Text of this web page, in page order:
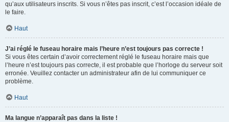
qu’aux utilisateurs inscrits. Si vous n’êtes pas inscrit, c’est l’occasion idéale de
le faire.
Haut
J’ai réglé le fuseau horaire mais l’heure n’est toujours pas correcte !
Si vous êtes certain d’avoir correctement réglé le fuseau horaire mais que
l’heure n’est toujours pas correcte, il est probable que l’horloge du serveur soit
erronée. Veuillez contacter un administrateur afin de lui communiquer ce
problème.
Haut
Ma langue n’apparaît pas dans la liste !